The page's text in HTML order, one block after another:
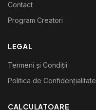
Contact
Program Creatori
LEGAL
Termeni și Condiții
Politica de Confidențialitate
CALCULATOARE